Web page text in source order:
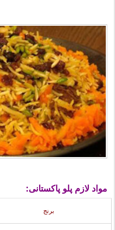
مواد لازم پلو پاکستانی:
برنج